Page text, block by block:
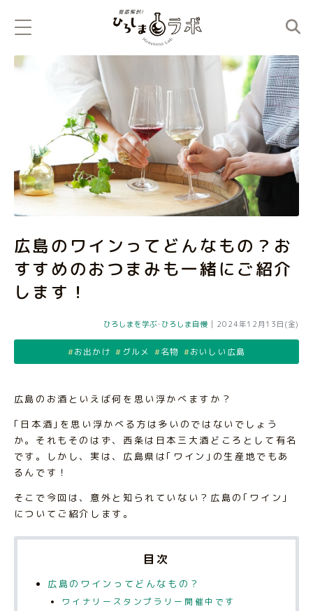
広島のワインってどんなもの？お
すすめのおつまみも一緒にご紹介
します！
ひろしまを学ぶ･ ひろしま自慢 | 2024年12月13日(金)
お出かけ グルメ 名物 おいしい広島
広島のお酒といえば何を思い浮かべますか？
｢日本酒｣を思い浮かべる方は多いのではないでしょう
か。それもそのはず、西条は日本三大酒どころとして有名
です。しかし、実は、広島県は｢ワイン｣の生産地でもあ
るんです！
そこで今回は、意外と知られていない？広島の｢ワイン｣
についてご紹介します。
目次
広島のワインってどんなもの？
ワイナリースタンプラリー開催中です